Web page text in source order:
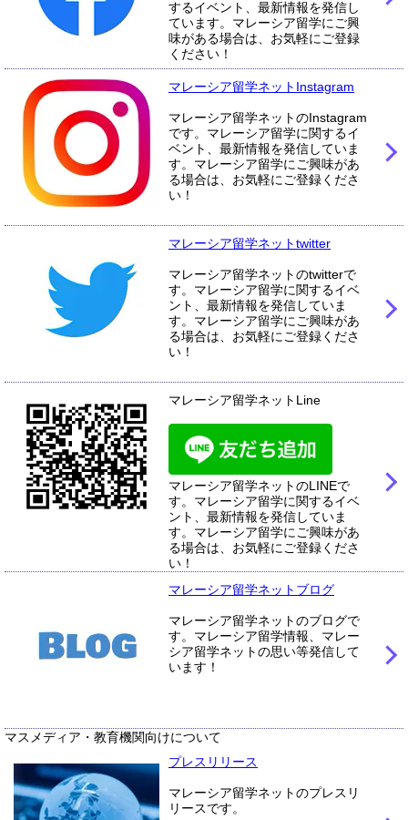
するイベント、最新情報を発信し
ています。マレーシア留学にご興
味がある場合は、お気軽にご登録
ください！
マレーシア留学ネットInstagram
マレーシア留学ネットのInstagram
です。マレーシア留学に関するイ
ベント、最新情報を発信していま
す。マレーシア留学にご興味があ
る場合は、お気軽にご登録くださ
い！
マレーシア留学ネットtwitter
マレーシア留学ネットのtwitterで
す。マレーシア留学に関するイベ
ント、最新情報を発信していま
す。マレーシア留学にご興味があ
る場合は、お気軽にご登録くださ
い！
マレーシア留学ネットLine
マレーシア留学ネットのLINEで
す。マレーシア留学に関するイベ
ント、最新情報を発信していま
す。マレーシア留学にご興味があ
る場合は、お気軽にご登録くださ
い！
マレーシア留学ネットブログ
マレーシア留学ネットのブログで
す。マレーシア留学情報、マレー
シア留学ネットの思い等発信して
います！
マスメディア・教育機関向けについて
プレスリリース
マレーシア留学ネットのプレスリ
リースです。